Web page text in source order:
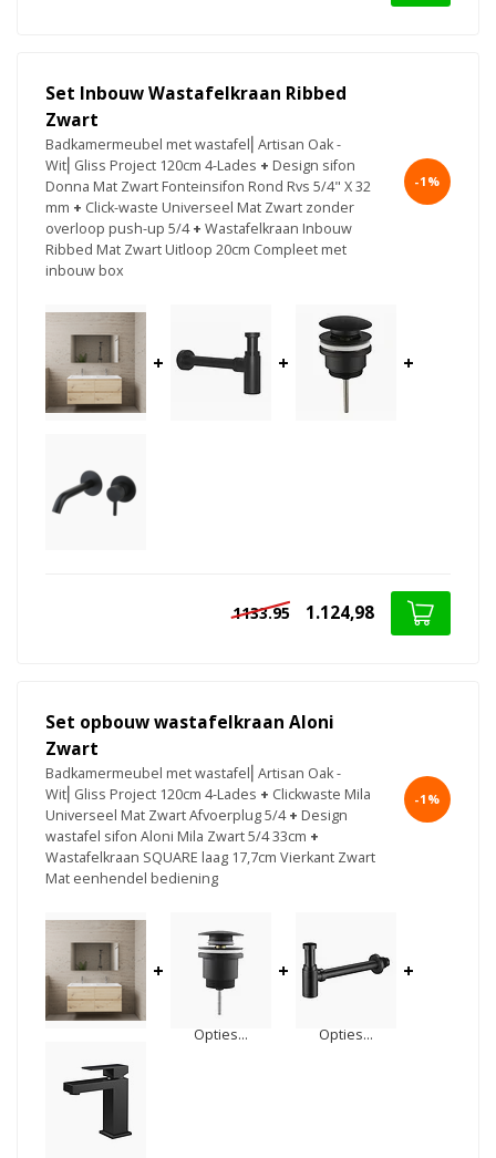
Set Inbouw Wastafelkraan Ribbed
Zwart
Badkamermeubel met wastafel⎢Artisan Oak -
Wit⎢Gliss Project 120cm 4-Lades + Design sifon
Donna Mat Zwart Fonteinsifon Rond Rvs 5/4" X 32
mm + Click-waste Universeel Mat Zwart zonder
overloop push-up 5/4 + Wastafelkraan Inbouw
Ribbed Mat Zwart Uitloop 20cm Compleet met
inbouw box
-1%
+ + +
1133.95 1.124,98
Set opbouw wastafelkraan Aloni
Zwart
Badkamermeubel met wastafel⎢Artisan Oak -
Wit⎢Gliss Project 120cm 4-Lades + Clickwaste Mila
Universeel Mat Zwart Afvoerplug 5/4 + Design
wastafel sifon Aloni Mila Zwart 5/4 33cm +
Wastafelkraan SQUARE laag 17,7cm Vierkant Zwart
Mat eenhendel bediening
-1%
+
Opties...
+
Opties...
+